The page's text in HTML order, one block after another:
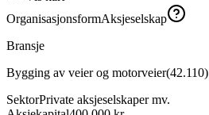
OrganisasjonsformAksjeselskap
Bransje
Bygging av veier og motorveier(42.110)
SektorPrivate aksjeselskaper mv.